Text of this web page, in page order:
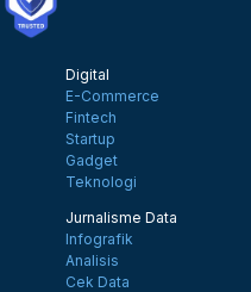
Digital
E-Commerce
Fintech
Startup
Gadget
Teknologi
Jurnalisme Data
Infografik
Analisis
Cek Data